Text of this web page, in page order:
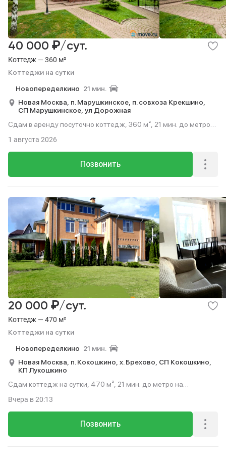
Коттедж — 360 м²
Коттеджи на сутки
40 000 ₽/сут.
Новопеределкино 21 мин.
Новая Москва, п. Марушкинское, п. совхоза Крекшино,
СП Марушкинское, ул Дорожная
Сдам в аренду посуточно коттедж, 360 м², 21 мин. до метро
Позвонить
1 августа 2026
Коттедж — 470 м²
Коттеджи на сутки
20 000 ₽/сут.
Новопеределкино 21 мин.
Новая Москва, п. Кокошкино, х. Брехово, СП Кокошкино,
КП Лукошкино
Сдам коттедж на сутки, 470 м², 21 мин. до метро на
Позвонить
Вчера в 20:13